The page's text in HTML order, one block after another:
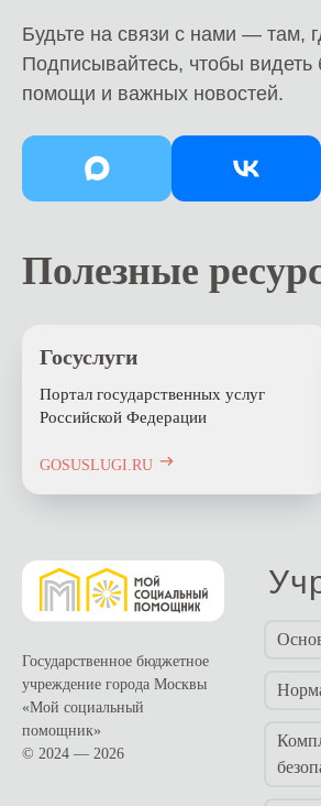
Будьте на связи с нами — там,
Подписывайтесь, чтобы видеть
помощи и важных новостей.
Полезные
Госуслуги
Портал государственных услуг
Российской Федерации
GOSUSLUGI.RU
Государственное бюджетное
учреждение города Москвы
«Мой социальный
помощник»
© 2024 — 2026